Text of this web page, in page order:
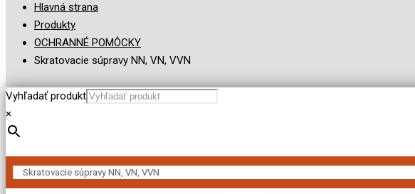
Hlavná strana
Produkty
OCHRANNÉ POMÔCKY
Skratovacie súpravy NN, VN, VVN
Vyhľadať produkt
×